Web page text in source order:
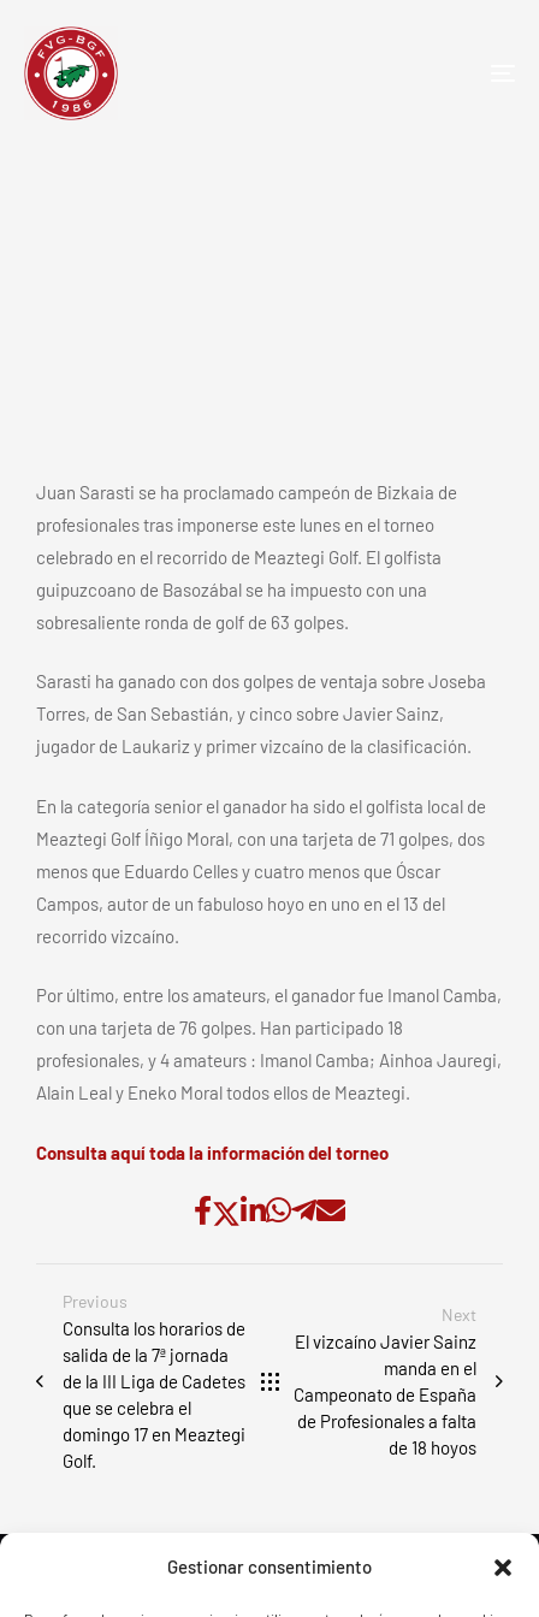
Gestionar consentimiento
Juan Sarasti se ha proclamado campeón de Bizkaia de
profesionales tras imponerse este lunes en el torneo
celebrado en el recorrido de Meaztegi Golf. El golfista
guipuzcoano de Basozábal se ha impuesto con una
sobresaliente ronda de golf de 63 golpes.
Sarasti ha ganado con dos golpes de ventaja sobre Joseba
Torres, de San Sebastián, y cinco sobre Javier Sainz,
jugador de Laukariz y primer vizcaíno de la clasificación.
En la categoría senior el ganador ha sido el golfista local de
Meaztegi Golf Íñigo Moral, con una tarjeta de 71 golpes, dos
menos que Eduardo Celles y cuatro menos que Óscar
Campos, autor de un fabuloso hoyo en uno en el 13 del
recorrido vizcaíno.
Por último, entre los amateurs, el ganador fue Imanol Camba,
con una tarjeta de 76 golpes. Han participado 18
profesionales, y 4 amateurs : Imanol Camba; Ainhoa Jauregi,
Alain Leal y Eneko Moral todos ellos de Meaztegi.
Consulta aquí toda la información del torneo
Previous
Consulta los horarios de
salida de la 7ª jornada
de la III Liga de Cadetes
que se celebra el
domingo 17 en Meaztegi
Golf.
Next
El vizcaíno Javier Sainz
manda en el
Campeonato de España
de Profesionales a falta
de 18 hoyos